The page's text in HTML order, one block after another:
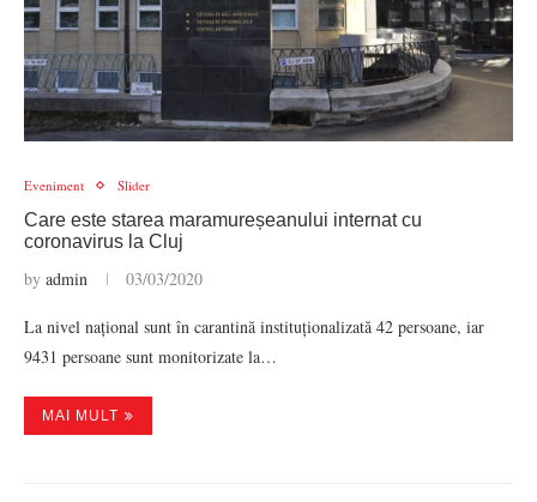
Eveniment Slider
Care este starea maramureșeanului internat cu
coronavirus la Cluj
by admin 03/03/2020
La nivel național sunt în carantină instituționalizată 42 persoane, iar
9431 persoane sunt monitorizate la…
MAI MULT